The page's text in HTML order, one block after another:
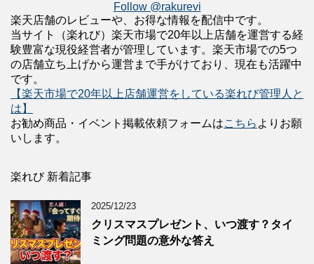
Follow @rakurevi
楽天店舗のレビューや、お得な情報を配信中です。
当サイト（楽れび）楽天市場で20年以上店舗を運営する経
験豊富な現役経営者が管理しています。楽天市場での5つ
の店舗立ち上げから運営まで手がけており、現在も活躍中
です。
【楽天市場で20年以上店舗運営をしている楽れび管理人と
は】
お勧め商品・イベント掲載依頼フォームはこちら よりお願
いします。
楽れび 新着記事
2025/12/23
クリスマスプレゼント、いつ渡す？タイ
ミング問題の意外な答え